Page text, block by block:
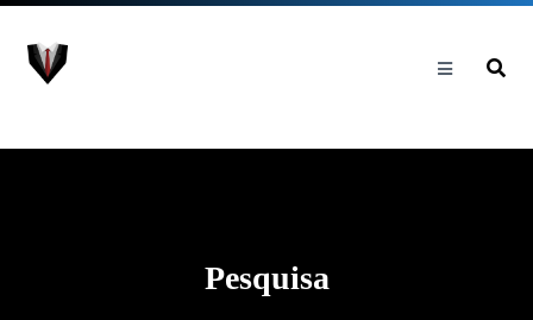
Pesquisa